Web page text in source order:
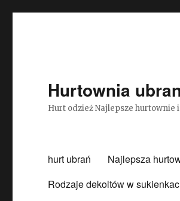
Hurtownia
Hurt odzież Najlepsze
hurt ubrań Najlepsza
Rodzaje dekoltów w